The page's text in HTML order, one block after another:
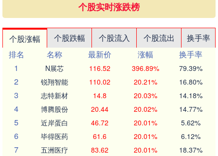
个股实时涨跌榜
个股涨幅 个股跌幅 个股流入 个股流出
换手率
排名
名称 最新价 涨幅
换手率
1
N展芯 116.52 396.89% 79.39%
2 锐翔智能 110.02 20.21% 16.80%
3 志特新材 14.8 20.03% 14.18%
4 博腾股份 20.44 20.02% 14.77%
5 近岸蛋白 46.72 20.01% 5.62%
6 毕得医药 61.6 20.01% 6.12%
7 五洲医疗 83.62 20.01% 18.37%